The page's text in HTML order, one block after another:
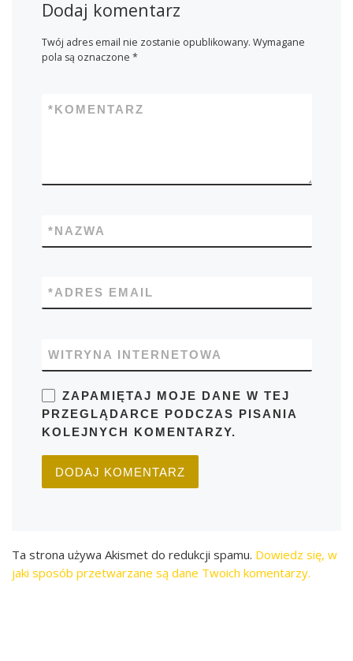
Dodaj komentarz
Twój adres email nie zostanie opublikowany. Wymagane
pola są oznaczone *
KOMENTARZ
*
NAZWA
*
ADRES EMAIL
*
WITRYNA INTERNETOWA
ZAPAMIĘTAJ MOJE DANE W TEJ
PRZEGLĄDARCE PODCZAS PISANIA
KOLEJNYCH KOMENTARZY.
Ta strona używa Akismet do redukcji spamu. Dowiedz się, w
jaki sposób przetwarzane są dane Twoich komentarzy.